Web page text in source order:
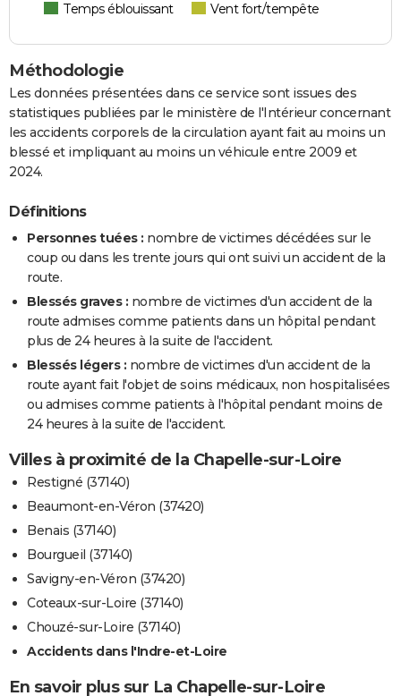
Temps éblouissant
Vent fort/tempête
Méthodologie
Les données présentées dans ce service sont issues des
statistiques publiées par le ministère de l'Intérieur concernant
les accidents corporels de la circulation ayant fait au moins un
blessé et impliquant au moins un véhicule entre 2009 et
2024.
Définitions
Personnes tuées : nombre de victimes décédées sur le
coup ou dans les trente jours qui ont suivi un accident de la
route.
Blessés graves : nombre de victimes d'un accident de la
route admises comme patients dans un hôpital pendant
plus de 24 heures à la suite de l'accident.
Blessés légers : nombre de victimes d'un accident de la
route ayant fait l'objet de soins médicaux, non hospitalisées
ou admises comme patients à l'hôpital pendant moins de
24 heures à la suite de l'accident.
Villes à proximité de la Chapelle-sur-Loire
Restigné (37140)
Beaumont-en-Véron (37420)
Benais (37140)
Bourgueil (37140)
Savigny-en-Véron (37420)
Coteaux-sur-Loire (37140)
Chouzé-sur-Loire (37140)
Accidents dans l'Indre-et-Loire
En savoir plus sur La Chapelle-sur-Loire